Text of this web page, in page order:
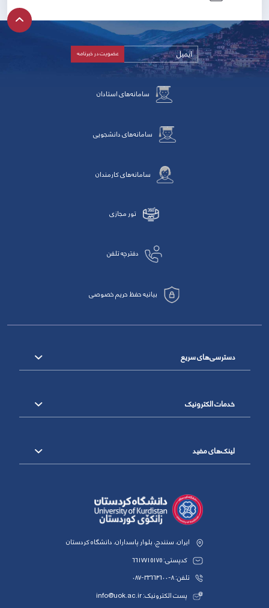
سامانه‌های استادان
سامانه‌های دانشجویی
سامانه‌های کارمندان
تور مجازی
دفترچه تلفن
بیانیه حفظ حریم خصوصی
دسترسی‌های سریع
خدمات الکترونیک
لینک‌های مفید
ایران، سنندج، بلوار پاسداران، دانشگاه کردستان
کدپستی: 6617715175
تلفن: 8-33664600-087
پست الکترونیک: info@uok.ac.ir